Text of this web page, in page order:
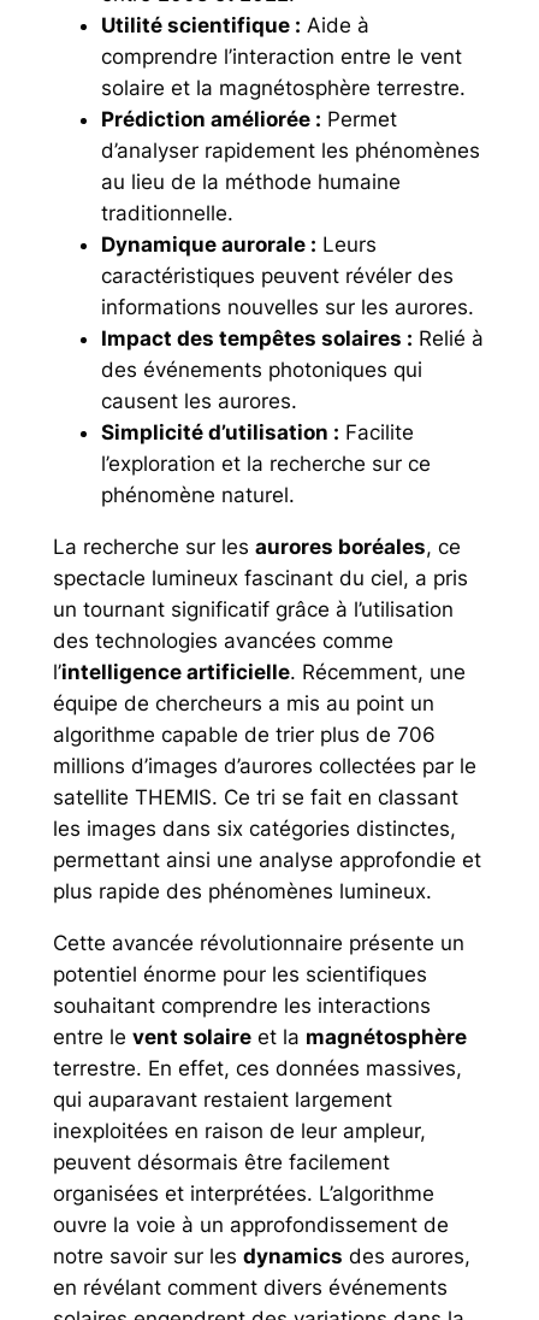
Utilité scientifique : Aide à
comprendre l’interaction entre le vent
solaire et la magnétosphère terrestre.
Prédiction améliorée : Permet
d’analyser rapidement les phénomènes
au lieu de la méthode humaine
traditionnelle.
Dynamique aurorale : Leurs
caractéristiques peuvent révéler des
informations nouvelles sur les aurores.
Impact des tempêtes solaires : Relié à
des événements photoniques qui
causent les aurores.
Simplicité d’utilisation : Facilite
l’exploration et la recherche sur ce
phénomène naturel.
La recherche sur les aurores boréales, ce
spectacle lumineux fascinant du ciel, a pris
un tournant significatif grâce à l’utilisation
des technologies avancées comme
l’intelligence artificielle. Récemment, une
équipe de chercheurs a mis au point un
algorithme capable de trier plus de 706
millions d’images d’aurores collectées par le
satellite THEMIS. Ce tri se fait en classant
les images dans six catégories distinctes,
permettant ainsi une analyse approfondie et
plus rapide des phénomènes lumineux.
Cette avancée révolutionnaire présente un
potentiel énorme pour les scientifiques
souhaitant comprendre les interactions
entre le vent solaireet la magnétosphère
terrestre. En effet, ces données massives,
qui auparavant restaient largement
inexploitées en raison de leur ampleur,
peuvent désormais être facilement
organisées et interprétées. L’algorithme
ouvre la voie à un approfondissement de
notre savoir sur les dynamics des aurores,
en révélant comment divers événements